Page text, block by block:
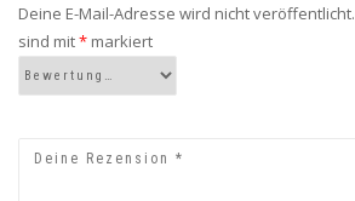
Deine E-Mail-Adresse wird nicht veröffentlicht.
sind mit* markiert